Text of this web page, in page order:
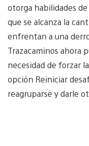
otorga habilidades
que se alcanza la
enfrentan a una
Trazacaminos ahora
necesidad de forzar
opción Reiniciar
reagruparse y darle